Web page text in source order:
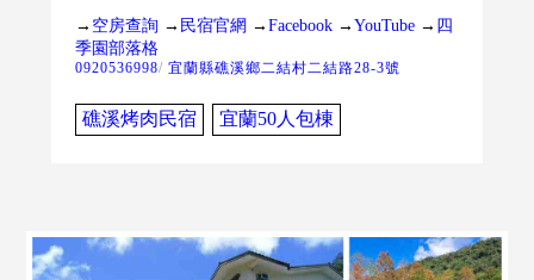
→ 空房查詢→ 民宿官網 →Facebook→YouTube→ 四
季園部落格
0920536998/ 宜蘭縣礁溪鄉二結村二結路28-3號
礁溪烤肉民宿 宜蘭50人包棟